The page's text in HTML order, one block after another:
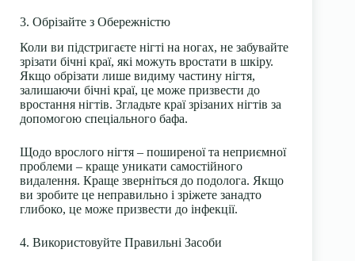
3. Обрізайте з Обережністю
Коли ви підстригаєте нігті на ногах, не забувайте
зрізати бічні краї, які можуть вростати в шкіру.
Якщо обрізати лише видиму частину нігтя,
залишаючи бічні краї, це може призвести до
вростання нігтів. Згладьте краї зрізаних нігтів за
допомогою спеціального бафа.
Щодо врослого нігтя – поширеної та неприємної
проблеми – краще уникати самостійного
видалення. Краще зверніться до подолога. Якщо
ви зробите це неправильно і зріжете занадто
глибоко, це може призвести до інфекції.
4. Використовуйте Правильні Засоби